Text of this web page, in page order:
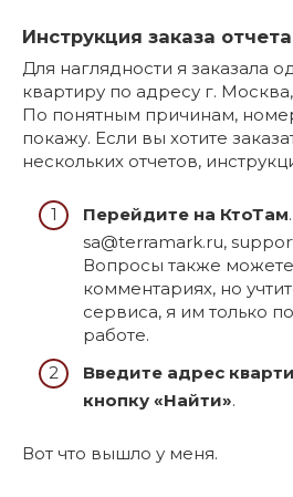
Инструкция заказа
Для наглядности я заказала
квартиру по адресу г. Москва,
По понятным причинам,
покажу. Если вы хотите
нескольких отчетов,
Перейдите на КтоТам
sa@terramark.ru,
Вопросы также
комментариях, но
сервиса, я им только
работе.
Введите адрес
кнопку «Найти».
Вот что вышло у меня.